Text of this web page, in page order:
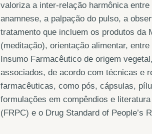
valoriza a inter-relação harmônica
anamnese, a palpação do pulso, a
tratamento que incluem os produtos da
(meditação), orientação alimentar,
Insumo Farmacêutico de origem
associados, de acordo com técnicas e
farmacêuticas, como pós, cápsulas,
formulações em compêndios e
(FRPC) e o Drug Standard of People’s